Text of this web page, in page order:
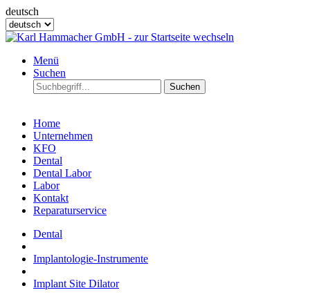
deutsch
Menü
Suchen
Suchen
Home
Unternehmen
KFO
Dental
Dental Labor
Labor
Kontakt
Reparaturservice
Dental
Implantologie-Instrumente
Implant Site Dilator